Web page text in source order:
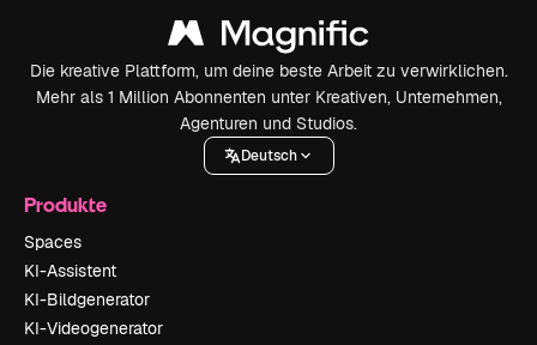
Die kreative Plattform, um deine beste Arbeit zu verwirklichen.
Mehr als 1 Million Abonnenten unter Kreativen, Unternehmen,
Agenturen und Studios.
Deutsch
Produkte
Spaces
KI-Assistent
KI-Bildgenerator
KI-Videogenerator